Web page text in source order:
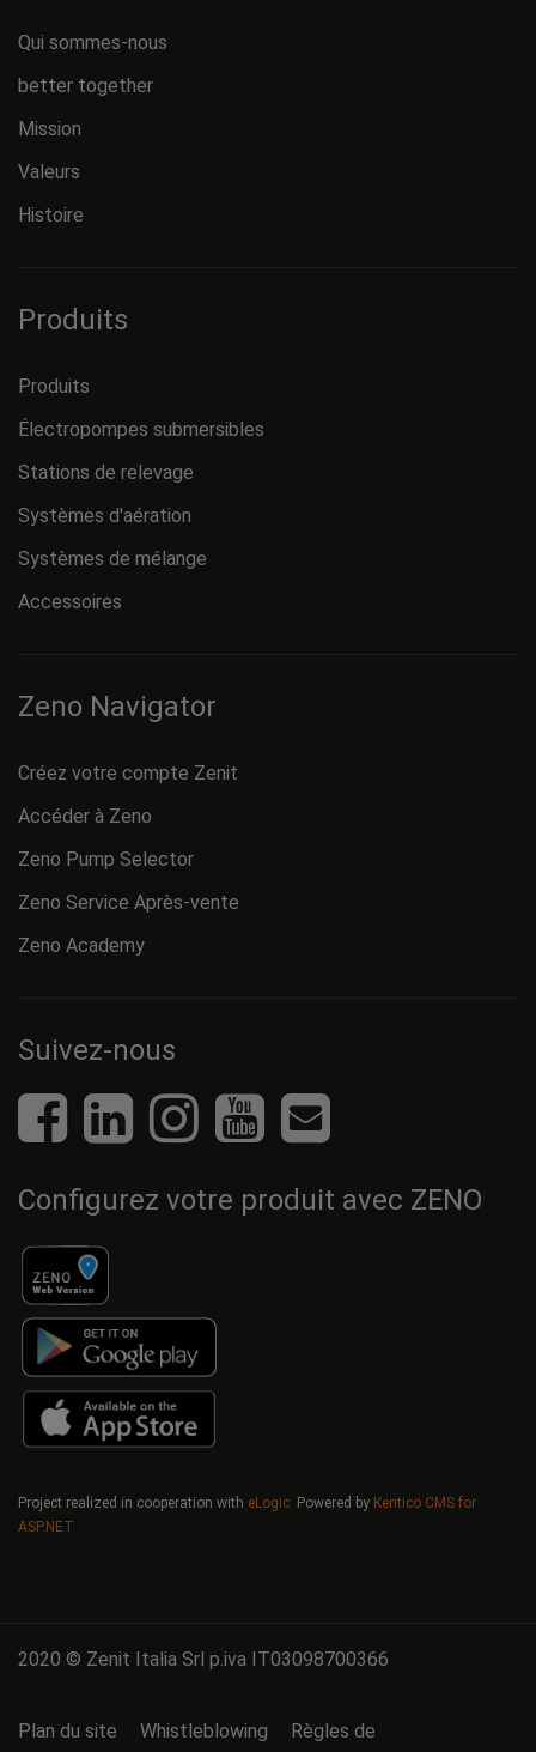
Qui sommes-nous
better together
Mission
Valeurs
Histoire
Produits
Produits
Électropompes submersibles
Stations de relevage
Systèmes d'aération
Systèmes de mélange
Accessoires
Zeno Navigator
Créez votre compte Zenit
Accéder à Zeno
Zeno Pump Selector
Zeno Service Après-vente
Zeno Academy
Suivez-nous
Configurez votre produit avec ZENO
Project realized in cooperation with eLogic Powered by Kentico CMS for
ASP.NET
2020 © Zenit Italia Srl p.iva IT03098700366
Plan du site Whistleblowing Règles de